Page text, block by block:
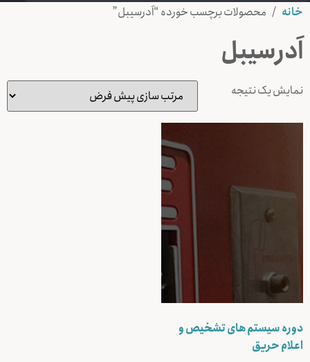
خانه / محصولات برچسب خورده “اَدرسیبل”
اَدرسیبل
نمایش یک نتیجه
دوره سیستم های تشخیص و
اعلام حریق